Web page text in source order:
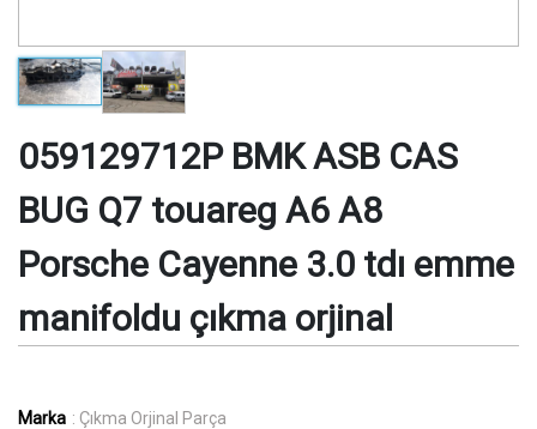
059129712P BMK ASB CAS
BUG Q7 touareg A6 A8
Porsche Cayenne 3.0 tdı emme
manifoldu çıkma orjinal
Marka : Çıkma Orjinal Parça